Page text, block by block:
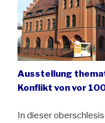
Ausstellung
Konflikt von vor
In dieser